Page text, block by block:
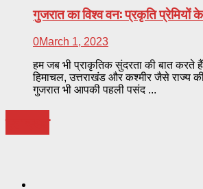
गुजरात का विश्व वन: प्रकृति प्रेमियों
0March 1, 2023
हम जब भी प्राकृतिक सुंदरता की बात करते
हिमाचल, उत्तराखंड और कश्मीर जैसे राज्य
गुजरात भी आपकी पहली पसंद ...